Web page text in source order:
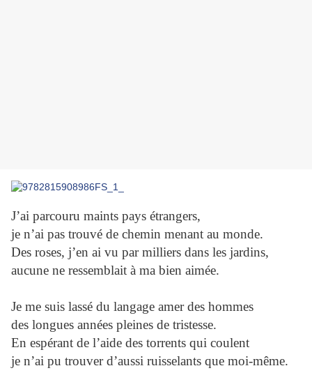
J’ai parcouru maints pays étrangers,
je n’ai pas trouvé de chemin menant au monde.
Des roses, j’en ai vu par milliers dans les jardins,
aucune ne ressemblait à ma bien aimée.
Je me suis lassé du langage amer des hommes
des longues années pleines de tristesse.
En espérant de l’aide des torrents qui coulent
je n’ai pu trouver d’aussi ruisselants que moi-même.